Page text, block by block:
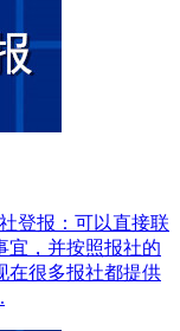
登报：可以直接联
宜，并按照报社的
在很多报社都提供